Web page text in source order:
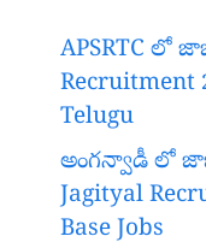
APSRTC లో
Recruitment
Telugu
అంగన్వాడీ లో
Jagityal
Base Jobs